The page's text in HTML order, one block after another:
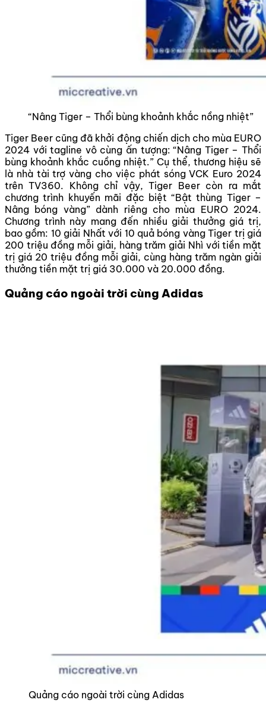
“Nâng Tiger – Thổi bùng khoảnh khắc nồng nhiệt”
Tiger Beer cũng đã khởi động chiến dịch cho mùa EURO
2024 với tagline vô cùng ấn tượng: “Nâng Tiger – Thổi
bùng khoảnh khắc cuồng nhiệt.” Cụ thể, thương hiệu sẽ
là nhà tài trợ vàng cho việc phát sóng VCK Euro 2024
trên TV360. Không chỉ vậy, Tiger Beer còn ra mắt
chương trình khuyến mãi đặc biệt “Bật thùng Tiger –
Nâng bóng vàng” dành riêng cho mùa EURO 2024.
Chương trình này mang đến nhiều giải thưởng giá trị,
bao gồm: 10 giải Nhất với 10 quả bóng vàng Tiger trị giá
200 triệu đồng mỗi giải, hàng trăm giải Nhì với tiền mặt
trị giá 20 triệu đồng mỗi giải, cùng hàng trăm ngàn giải
thưởng tiền mặt trị giá 30.000 và 20.000 đồng.
Quảng cáo ngoài trời cùng Adidas
Quảng cáo ngoài trời cùng Adidas